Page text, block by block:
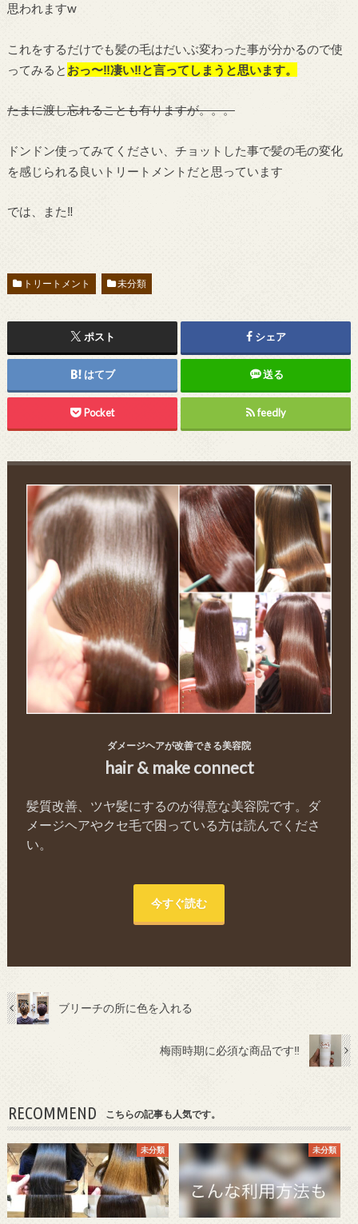
思われますw
これをするだけでも髪の毛はだいぶ変わった事が分かるので使
ってみると おっ〜‼︎凄い‼︎と言ってしまうと思います。
たまに渡し忘れることも有りますが。。。
ドンドン使ってみてください、チョットした事で髪の毛の変化
を感じられる良いトリートメントだと思っています
では、また‼︎
トリートメント 未分類
ポスト シェア
はてブ 送る
Pocket feedly
ダメージヘアが改善できる美容院
hair & make connect
髪質改善、ツヤ髪にするのが得意な美容院です。ダ
メージヘアやクセ毛で困っている方は読んでくださ
い。
今すぐ読む
ブリーチの所に色を入れる
梅雨時期に必須な商品です‼︎
RECOMMEND こちらの記事も人気です。
未分類 未分類